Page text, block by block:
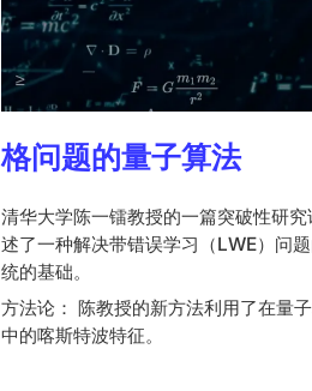
格问题的量子算法
清华大学陈一镭教授的一篇突破性研
述了一种解决带错误学习（LWE）问
统的基础。
方法论： 陈教授的新方法利用了在量
中的喀斯特波特征。